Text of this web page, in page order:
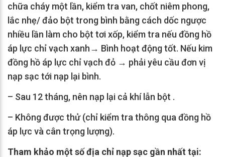
chữa cháy một lần, kiểm tra van, chốt niêm phong,
lắc nhẹ/ đảo bột trong bình bằng cách dốc ngược
nhiều lần làm cho bột tơi xốp, kiểm tra nếu đồng hồ
áp lực chỉ vạch xanh→ Bình hoạt động tốt. Nếu kim
đồng hồ áp lực chỉ vạch đỏ → phải yêu cầu đơn vị
nạp sạc tới nạp lại bình.
– Sau 12 tháng, nên nạp lại cả khí lẫn bột .
– Không được thử (chỉ kiểm tra thông qua đồng hồ
áp lực và cân trọng lượng).
Tham khảo một số địa chỉ nạp sạc gần nhất tại: